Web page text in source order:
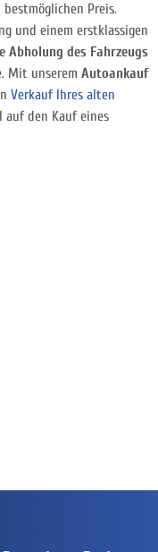
Preis.
und einem erstklassigen
Abholung des Fahrzeugs
Mit unserem Autoankauf
Verkauf Ihres alten
auf den Kauf eines